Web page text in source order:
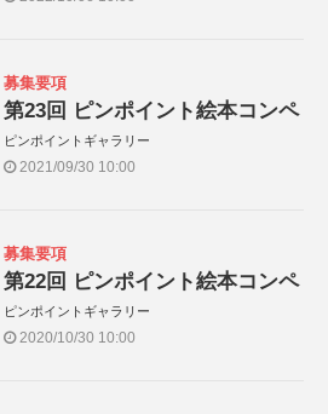
募集要項
第23回 ピンポイント絵本コンペ
ピンポイントギャラリー
2021/09/30 10:00
募集要項
第22回 ピンポイント絵本コンペ
ピンポイントギャラリー
2020/10/30 10:00